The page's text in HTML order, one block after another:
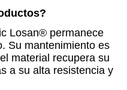
Losan® permanece
Su mantenimiento es
material recupera su
a su alta resistencia y